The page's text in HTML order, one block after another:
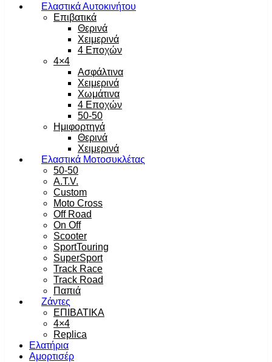
Ελαστικά Αυτοκινήτου
Επιβατικά
Θερινά
Χειμερινά
4 Εποχών
4×4
Ασφάλτινα
Χειμερινά
Χωμάτινα
4 Εποχών
50-50
Ημιφορτηγά
Θερινά
Χειμερινά
Ελαστικά Μοτοσυκλέτας
50-50
A.T.V.
Custom
Moto Cross
Off Road
On Off
Scooter
SportTouring
SuperSport
Track Race
Track Road
Παπιά
Ζάντες
ΕΠΙΒΑΤΙΚΑ
4×4
Replica
Ελατήρια
Αμορτισέρ